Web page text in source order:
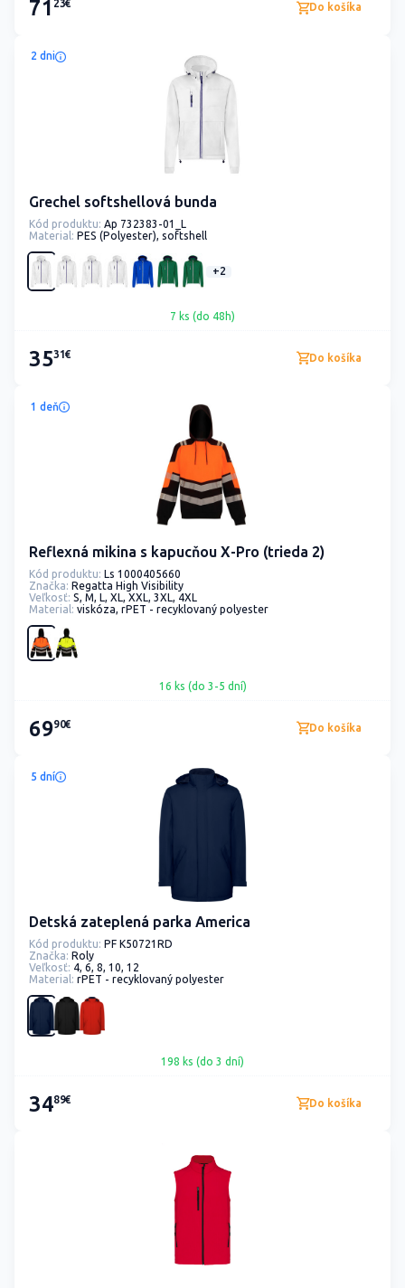
71 23€ Do košíka
2 dni
Grechel softshellová bunda
Kód produktu: Ap 732383-01_L
Material: PES (Polyester), softshell
+2
7 ks (do 48h)
3531€ Do košíka
1 deň
Reflexná mikina s kapucňou X-Pro (trieda 2)
Kód produktu: Ls 1000405660
Značka: Regatta High Visibility
Veľkosť: S, M, L, XL, XXL, 3XL, 4XL
Material: viskóza, rPET - recyklovaný polyester
16 ks (do 3-5 dní)
6990€ Do košíka
5 dní
Detská zateplená parka America
Kód produktu: PF K50721RD
Značka: Roly
Veľkosť: 4, 6, 8, 10, 12
Material: rPET - recyklovaný polyester
198 ks (do 3 dní)
3489€ Do košíka